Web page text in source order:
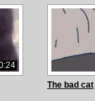
The bad cat